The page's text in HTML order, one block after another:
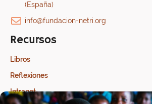
(España)
info@fundacion-netri.org
Recursos
Libros
Reflexiones
Intranet